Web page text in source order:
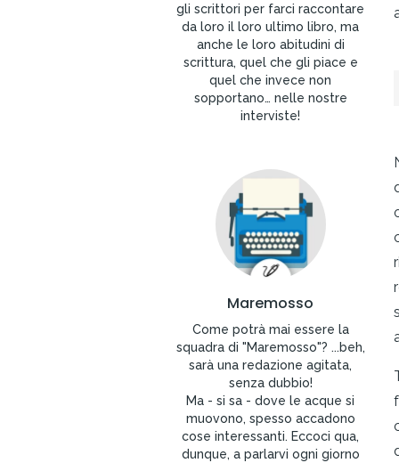
gli scrittori per farci raccontare
da loro il loro ultimo libro, ma
anche le loro abitudini di
scrittura, quel che gli piace e
quel che invece non
sopportano… nelle nostre
interviste!
Maremosso
Come potrà mai essere la
squadra di "Maremosso"? ...beh,
sarà una redazione agitata,
senza dubbio!
Ma - si sa - dove le acque si
muovono, spesso accadono
cose interessanti. Eccoci qua,
dunque, a parlarvi ogni giorno